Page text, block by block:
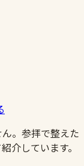
。参拝で整えた
介しています。